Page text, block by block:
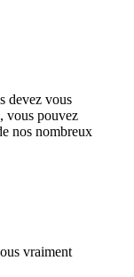
devez vous
vous pouvez
nos nombreux
vraiment